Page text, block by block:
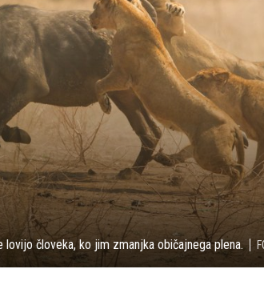
človeka, ko jim zmanjka običajnega plena.